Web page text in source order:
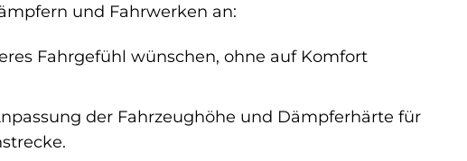
und Fahrwerken an:
Fahrgefühl wünschen, ohne auf Komfort
der Fahrzeughöhe und Dämpferhärte für